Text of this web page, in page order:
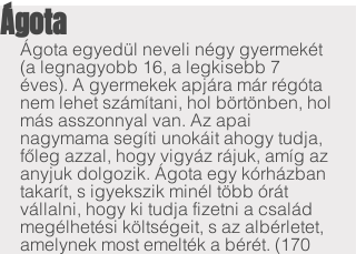
Ágota
Ágota egyedül neveli négy gyermekét
(a legnagyobb 16, a legkisebb 7
éves). A gyermekek apjára már régóta
nem lehet számítani, hol börtönben, hol
más asszonnyal van. Az apai
nagymama segíti unokáit ahogy tudja,
főleg azzal, hogy vigyáz rájuk, amíg az
anyjuk dolgozik. Ágota egy kórházban
takarít, s igyekszik minél több órát
vállalni, hogy ki tudja fizetni a család
megélhetési költségeit, s az albérletet,
amelynek most emelték a bérét. (170